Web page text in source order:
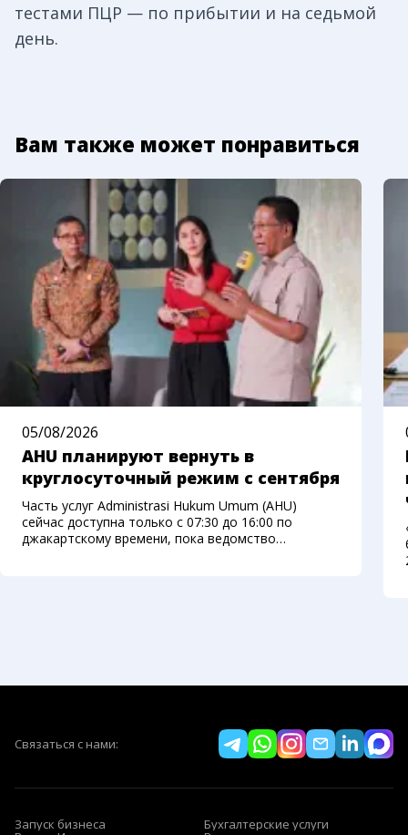
тестами ПЦР — по прибытии и на седьмой
день.
Вам также может понравиться
05/08/2026
AHU планируют вернуть в
круглосуточный режим с сентября
Часть услуг Administrasi Hukum Umum (AHU)
сейчас доступна только с 07:30 до 16:00 по
джакартскому времени, пока ведомство
Связаться с нами:
Запуск бизнеса Бухгалтерские услуги